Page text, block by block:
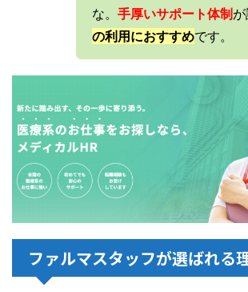
な。 手厚いサポート体制
の利用におすすめです。
ファルマスタッフが選ばれる